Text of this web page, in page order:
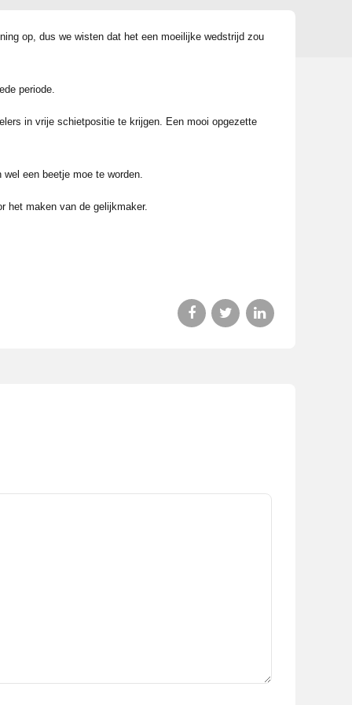
op, dus we wisten dat het een moeilijke wedstrijd zou
periode.
in vrije schietpositie te krijgen. Een mooi opgezette
een beetje moe te worden.
het maken van de gelijkmaker.